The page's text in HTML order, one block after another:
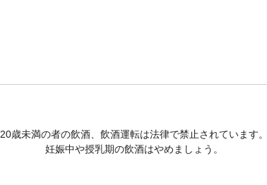
20歳未満の者の飲酒、飲酒運転は法律で禁止されています。
妊娠中や授乳期の飲酒はやめましょう。